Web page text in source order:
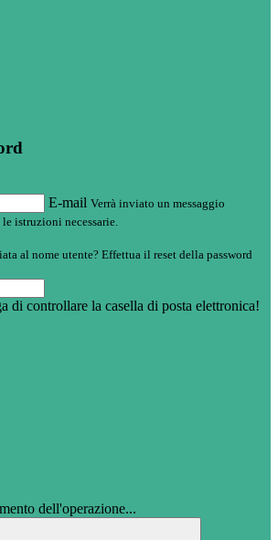
E-mail Verrà inviato un messaggio
istruzioni necessarie.
al nome utente? Effettua il reset della password
di controllare la casella di posta elettronica!
dell'operazione...